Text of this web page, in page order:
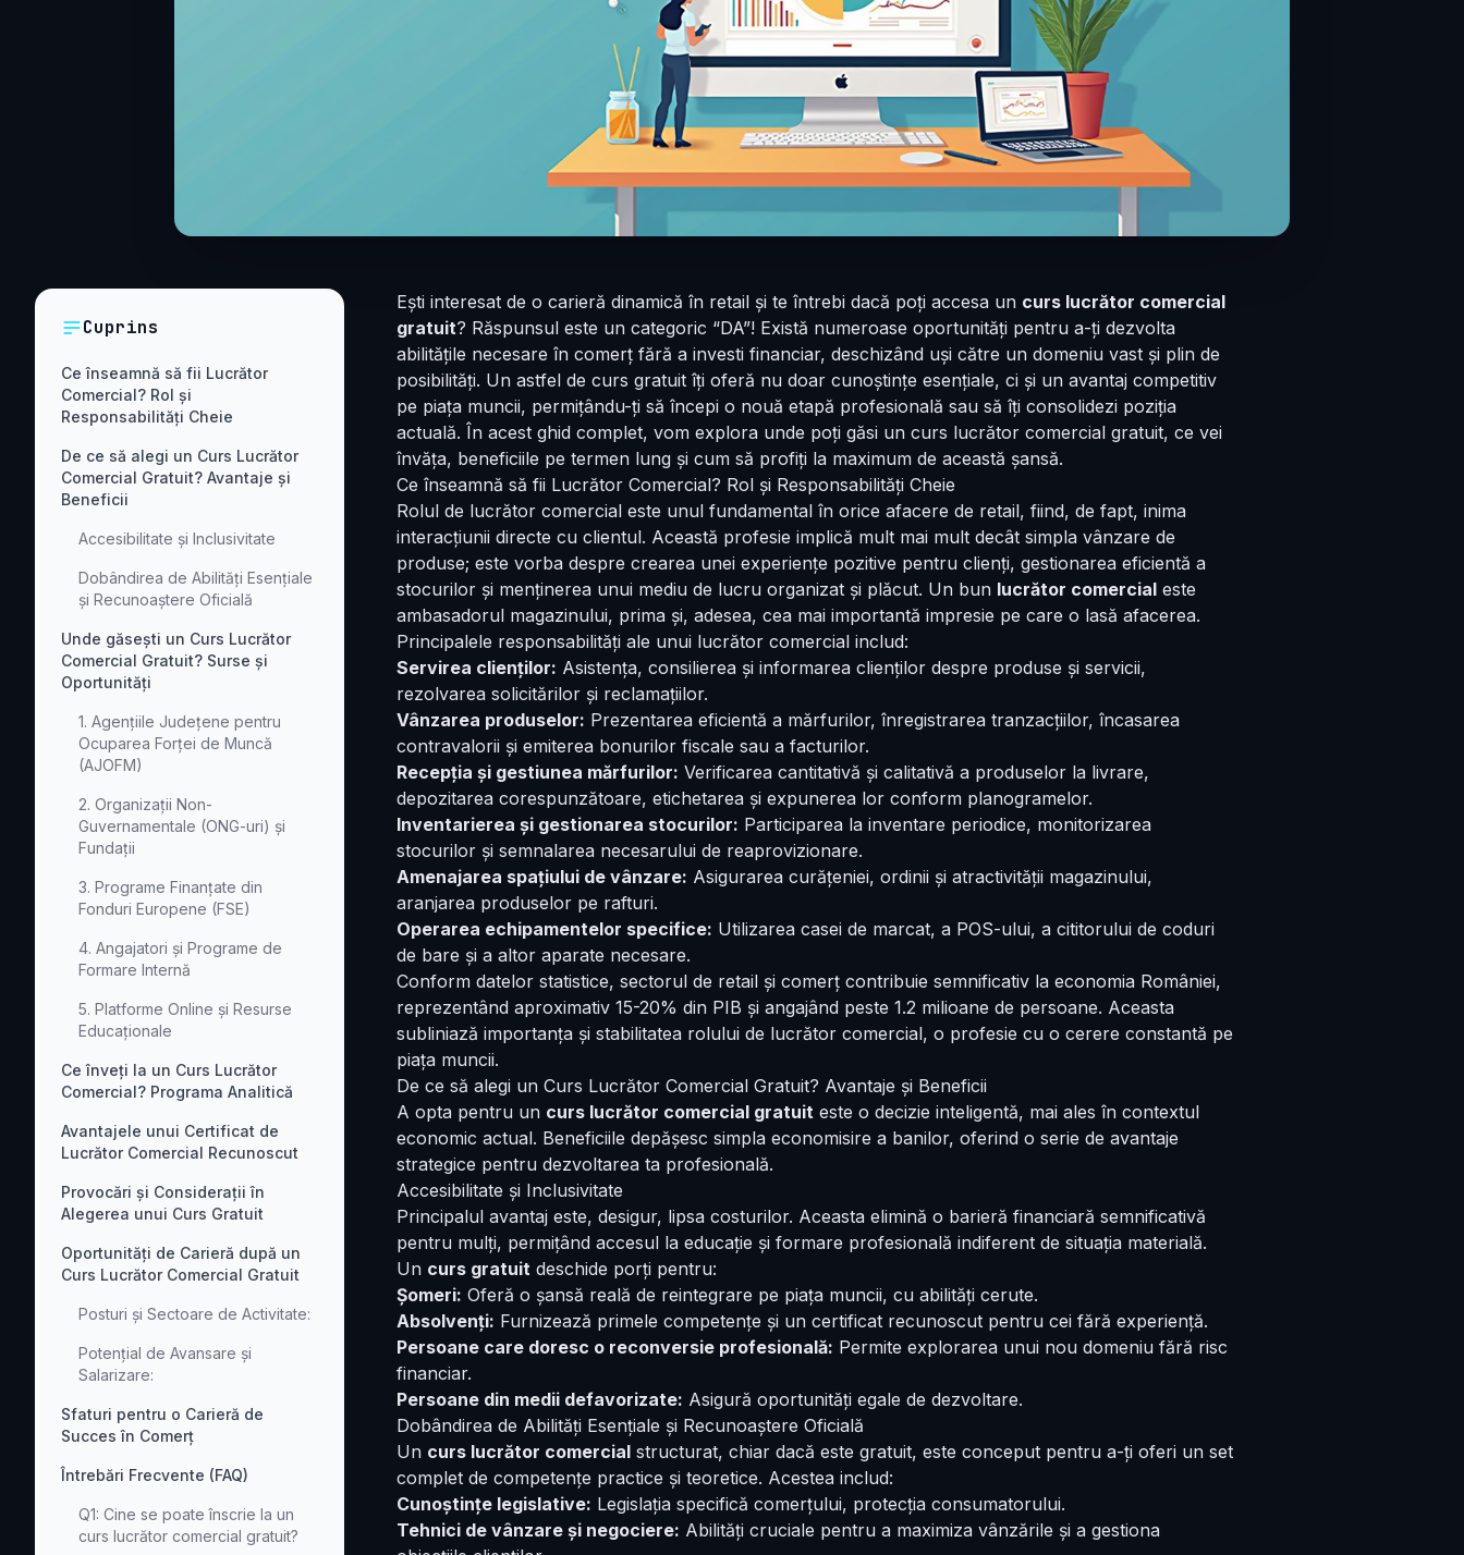
Cuprins
Ce înseamnă să fii Lucrător
Comercial? Rol și
Responsabilități Cheie
De ce să alegi un Curs Lucrător
Comercial Gratuit? Avantaje și
Beneficii
Accesibilitate și Inclusivitate
Dobândirea de Abilități Esențiale
și Recunoaștere Oficială
Unde găsești un Curs Lucrător
Comercial Gratuit? Surse și
Oportunități
1. Agențiile Județene pentru
Ocuparea Forței de Muncă
(AJOFM)
2. Organizații Non-
Guvernamentale (ONG-uri) și
Fundații
3. Programe Finanțate din
Fonduri Europene (FSE)
4. Angajatori și Programe de
Formare Internă
5. Platforme Online și Resurse
Educaționale
Ce înveți la un Curs Lucrător
Comercial? Programa Analitică
Avantajele unui Certificat de
Lucrător Comercial Recunoscut
Provocări și Considerații în
Alegerea unui Curs Gratuit
Oportunități de Carieră după un
Curs Lucrător Comercial Gratuit
Posturi și Sectoare de Activitate:
Potențial de Avansare și
Salarizare:
Sfaturi pentru o Carieră de
Succes în Comerț
Întrebări Frecvente (FAQ)
Q1: Cine se poate înscrie la un
curs lucrător comercial gratuit?
Ești interesat de o carieră dinamică în retail și te întrebi dacă poți accesa un curs lucrător comercial
gratuit? Răspunsul este un categoric “DA”! Există numeroase oportunități pentru a-ți dezvolta
abilitățile necesare în comerț fără a investi financiar, deschizând uși către un domeniu vast și plin de
posibilități. Un astfel de curs gratuit îți oferă nu doar cunoștințe esențiale, ci și un avantaj competitiv
pe piața muncii, permițându-ți să începi o nouă etapă profesională sau să îți consolidezi poziția
actuală. În acest ghid complet, vom explora unde poți găsi un curs lucrător comercial gratuit, ce vei
învăța, beneficiile pe termen lung și cum să profiți la maximum de această șansă.
Ce înseamnă să fii Lucrător Comercial? Rol și Responsabilități Cheie
Rolul de lucrător comercial este unul fundamental în orice afacere de retail, fiind, de fapt, inima
interacțiunii directe cu clientul. Această profesie implică mult mai mult decât simpla vânzare de
produse; este vorba despre crearea unei experiențe pozitive pentru clienți, gestionarea eficientă a
stocurilor și menținerea unui mediu de lucru organizat și plăcut. Un bun lucrător comercialeste
ambasadorul magazinului, prima și, adesea, cea mai importantă impresie pe care o lasă afacerea.
Principalele responsabilități ale unui lucrător comercial includ:
Servirea clienților: Asistența, consilierea și informarea clienților despre produse și servicii,
rezolvarea solicitărilor și reclamațiilor.
Vânzarea produselor: Prezentarea eficientă a mărfurilor, înregistrarea tranzacțiilor, încasarea
contravalorii și emiterea bonurilor fiscale sau a facturilor.
Recepția și gestiunea mărfurilor: Verificarea cantitativă și calitativă a produselor la livrare,
depozitarea corespunzătoare, etichetarea și expunerea lor conform planogramelor.
Inventarierea și gestionarea stocurilor: Participarea la inventare periodice, monitorizarea
stocurilor și semnalarea necesarului de reaprovizionare.
Amenajarea spațiului de vânzare: Asigurarea curățeniei, ordinii și atractivității magazinului,
aranjarea produselor pe rafturi.
Operarea echipamentelor specifice: Utilizarea casei de marcat, a POS-ului, a cititorului de coduri
de bare și a altor aparate necesare.
Conform datelor statistice, sectorul de retail și comerț contribuie semnificativ la economia României,
reprezentând aproximativ 15-20% din PIB și angajând peste 1.2 milioane de persoane. Aceasta
subliniază importanța și stabilitatea rolului de lucrător comercial, o profesie cu o cerere constantă pe
piața muncii.
De ce să alegi un Curs Lucrător Comercial Gratuit? Avantaje și Beneficii
A opta pentru un curs lucrător comercial gratuiteste o decizie inteligentă, mai ales în contextul
economic actual. Beneficiile depășesc simpla economisire a banilor, oferind o serie de avantaje
strategice pentru dezvoltarea ta profesională.
Accesibilitate și Inclusivitate
Principalul avantaj este, desigur, lipsa costurilor. Aceasta elimină o barieră financiară semnificativă
pentru mulți, permițând accesul la educație și formare profesională indiferent de situația materială.
Un curs gratuitdeschide porți pentru:
Șomeri: Oferă o șansă reală de reintegrare pe piața muncii, cu abilități cerute.
Absolvenți: Furnizează primele competențe și un certificat recunoscut pentru cei fără experiență.
Persoane care doresc o reconversie profesională: Permite explorarea unui nou domeniu fără risc
financiar.
Persoane din medii defavorizate: Asigură oportunități egale de dezvoltare.
Dobândirea de Abilități Esențiale și Recunoaștere Oficială
Un curs lucrător comercialstructurat, chiar dacă este gratuit, este conceput pentru a-ți oferi un set
complet de competențe practice și teoretice. Acestea includ:
Cunoștințe legislative: Legislația specifică comerțului, protecția consumatorului.
Tehnici de vânzare și negociere: Abilități cruciale pentru a maximiza vânzările și a gestiona